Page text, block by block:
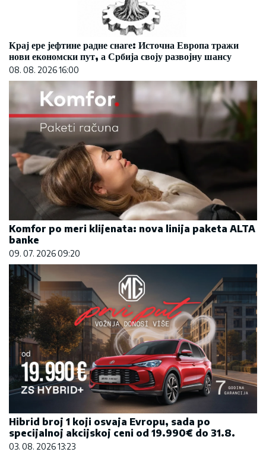
Крај ере јефтине радне снаге: Источна Европа тражи
нови економски пут, а Србија своју развојну шансу
08. 08. 2026 16:00
Komfor po meri klijenata: nova linija paketa ALTA
banke
09. 07. 2026 09:20
Hibrid broj 1 koji osvaja Evropu, sada po
specijalnoj akcijskoj ceni od 19.990€ do 31.8.
03. 08. 2026 13:23